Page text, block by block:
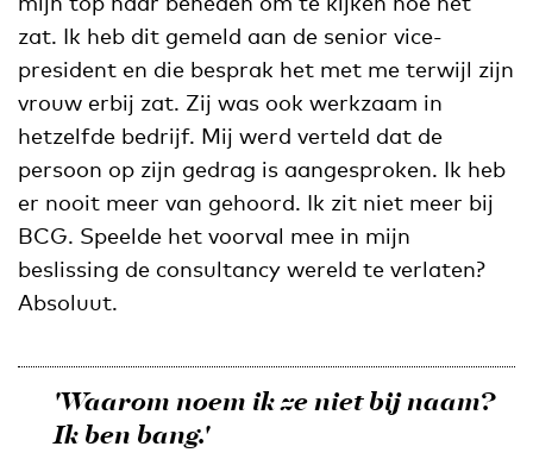
zat. Ik heb dit gemeld aan de senior vice-
president en die besprak het met me terwijl zijn
vrouw erbij zat. Zij was ook werkzaam in
hetzelfde bedrijf. Mij werd verteld dat de
persoon op zijn gedrag is aangesproken. Ik heb
er nooit meer van gehoord. Ik zit niet meer bij
BCG. Speelde het voorval mee in mijn
beslissing de consultancy wereld te verlaten?
Absoluut.
'Waarom noem ik ze niet bij naam?
Ik ben bang.'